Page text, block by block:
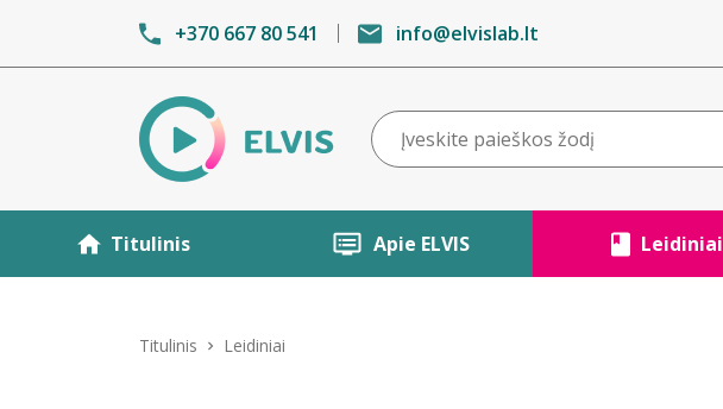
+370 667 80 541 info@elvislab.lt
Titulinis Apie ELVIS Leidiniai
Titulinis Leidiniai